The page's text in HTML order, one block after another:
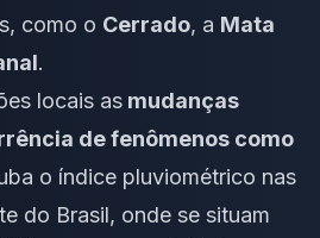
como o Cerrado, a Mata
.
locais as mudanças
de fenômenos como
o índice pluviométrico nas
do Brasil, onde se situam